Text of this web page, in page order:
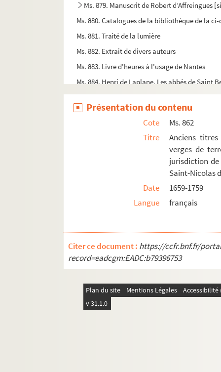
Ms. 879. Manuscrit de Robert d’Affreingues
Ms. 880. Catalogues de la bibliothèque de la
Ms. 881. Traité de la lumière
Ms. 882. Extrait de divers auteurs
Ms. 883. Livre d'heures à l'usage de Nantes
Ms. 884. Henri de Laplane, Les abbés de Saint
Ms. 885. Recueil de pièces
Ms. 886. Mémoires pour les Dominicains de St
Ms. 887. Papiers provenant de M. Dufaitelle
Présentation du contenu
Cote
Ms. 862
Titre
Anciens
verges de
jurisdiction de
Saint-Nicolas
Date
1659-1759
Langue
français
Citer ce document : https://ccfr.bnf.fr/
record=eadcgm:EADC:b79396753
Plan du site Mentions Légales
v 31.1.0